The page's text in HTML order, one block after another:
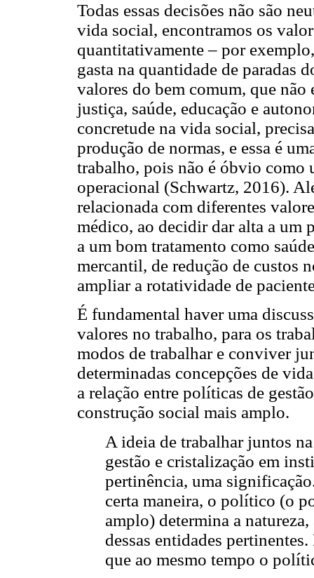
Todas essas decisões não são
vida social, encontramos os
quantitativamente – por
gasta na quantidade de paradas
valores do bem comum, que
justiça, saúde, educação e
concretude na vida social,
produção de normas, e essa é
trabalho, pois não é óbvio como
operacional (Schwartz, 2016).
relacionada com diferentes
médico, ao decidir dar alta a um
a um bom tratamento como
mercantil, de redução de custos
ampliar a rotatividade de
É fundamental haver uma
valores no trabalho, para os
modos de trabalhar e conviver
determinadas concepções de
a relação entre políticas de
construção social mais amplo.
A ideia de trabalhar juntos
gestão e cristalização em
pertinência, uma
certa maneira, o político (o
amplo) determina a
dessas entidades
que ao mesmo tempo o